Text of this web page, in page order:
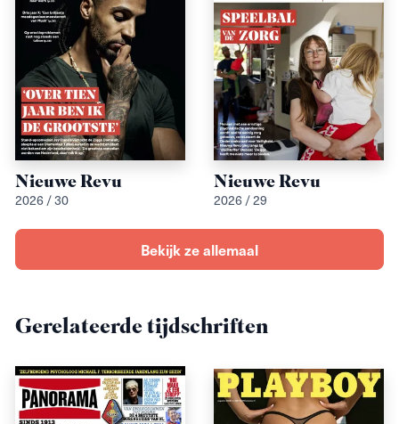
Nieuwe Revu
2026 / 30
Nieuwe Revu
2026 / 29
Bekijk ze allemaal
Gerelateerde tijdschriften